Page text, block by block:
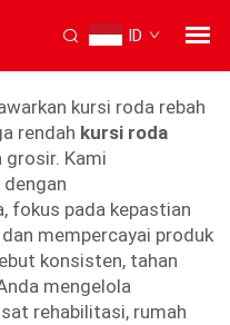
ID
kursi roda rebah
rendah kursi roda
grosir. Kami
fokus pada kepastian
mempercayai produk
konsisten, tahan
mengelola
rehabilitasi, rumah